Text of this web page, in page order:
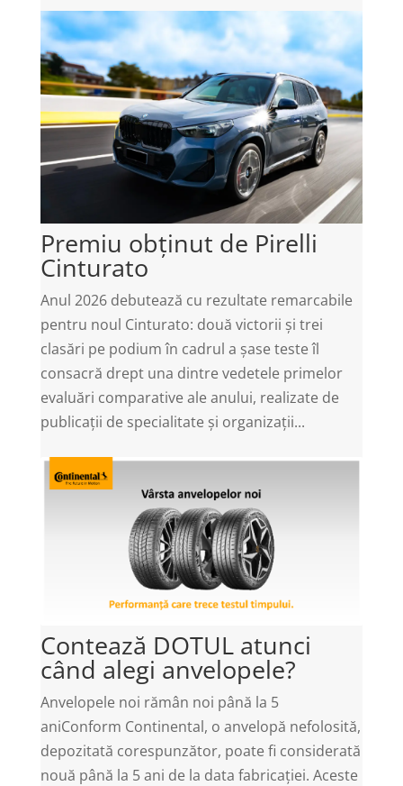
Premiu obținut de Pirelli
Cinturato
Anul 2026 debutează cu rezultate remarcabile
pentru noul Cinturato: două victorii și trei
clasări pe podium în cadrul a șase teste îl
consacră drept una dintre vedetele primelor
evaluări comparative ale anului, realizate de
publicații de specialitate și organizații...
Contează DOTUL atunci
când alegi anvelopele?
Anvelopele noi rămân noi până la 5
aniConform Continental, o anvelopă nefolosită,
depozitată corespunzător, poate fi considerată
nouă până la 5 ani de la data fabricației. Aceste